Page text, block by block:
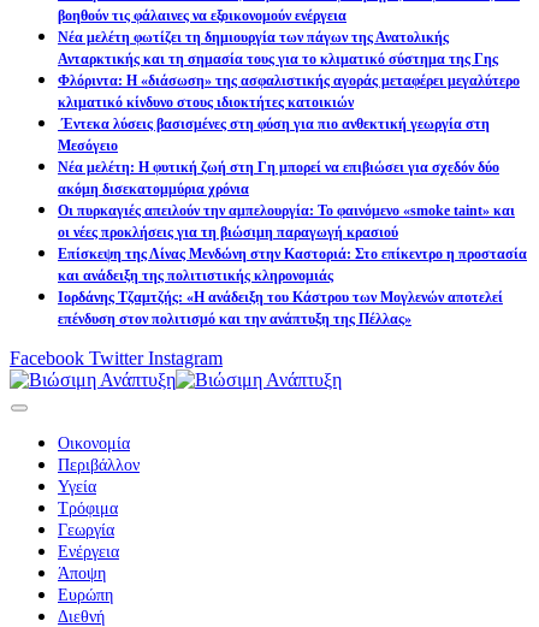
βοηθούν τις φάλαινες να εξοικονομούν ενέργεια
Νέα μελέτη φωτίζει τη δημιουργία των πάγων της Ανατολικής
Ανταρκτικής και τη σημασία τους για το κλιματικό σύστημα της Γης
Φλόριντα: Η «διάσωση» της ασφαλιστικής αγοράς μεταφέρει μεγαλύτερο
κλιματικό κίνδυνο στους ιδιοκτήτες κατοικιών
Έντεκα λύσεις βασισμένες στη φύση για πιο ανθεκτική γεωργία στη
Μεσόγειο
Νέα μελέτη: Η φυτική ζωή στη Γη μπορεί να επιβιώσει για σχεδόν δύο
ακόμη δισεκατομμύρια χρόνια
Οι πυρκαγιές απειλούν την αμπελουργία: Το φαινόμενο «smoke taint» και
οι νέες προκλήσεις για τη βιώσιμη παραγωγή κρασιού
Επίσκεψη της Λίνας Μενδώνη στην Καστοριά: Στο επίκεντρο η προστασία
και ανάδειξη της πολιτιστικής κληρονομιάς
Ιορδάνης Τζαμτζής: «Η ανάδειξη του Κάστρου των Μογλενών αποτελεί
επένδυση στον πολιτισμό και την ανάπτυξη της Πέλλας»
Facebook Twitter Instagram
Οικονομία
Περιβάλλον
Υγεία
Τρόφιμα
Γεωργία
Ενέργεια
Άποψη
Ευρώπη
Διεθνή